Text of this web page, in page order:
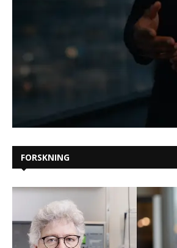
FORSKNING